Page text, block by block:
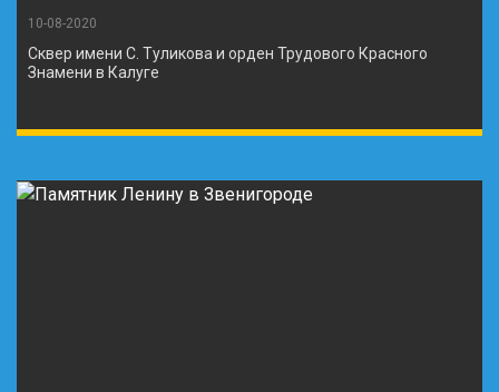
10-08-2020
Сквер имени С. Туликова и орден Трудового Красного
Знамени в Калуге